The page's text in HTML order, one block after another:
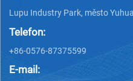
Lupu Industry Park, město
Telefon:
+86-0576-87375599
E-mail: